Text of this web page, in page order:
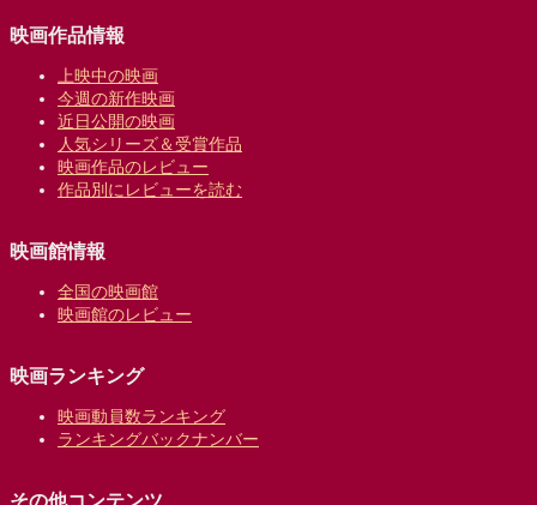
映画作品情報
上映中の映画
今週の新作映画
近日公開の映画
人気シリーズ＆受賞作品
映画作品のレビュー
作品別にレビューを読む
映画館情報
全国の映画館
映画館のレビュー
映画ランキング
映画動員数ランキング
ランキングバックナンバー
その他コンテンツ